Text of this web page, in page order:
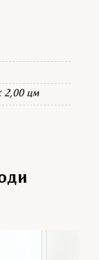
2,00 цм